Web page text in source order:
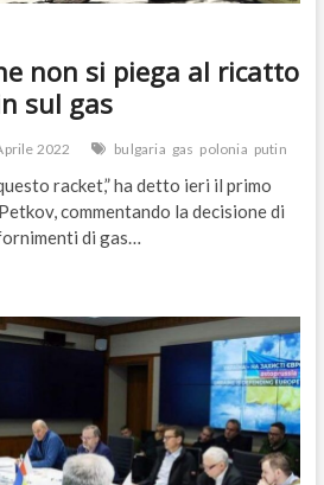
non si piega al ricatto
sul gas
2022 bulgaria gas polonia putin
racket,” ha detto ieri il primo
commentando la decisione di
di gas…